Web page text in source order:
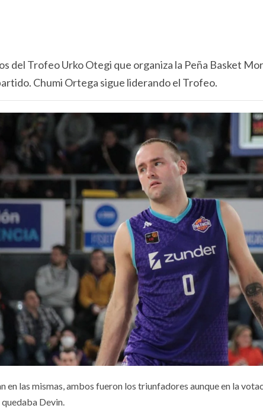
del Trofeo Urko Otegi que organiza la Peña Basket
Chumi Ortega sigue liderando el Trofeo.
en las mismas, ambos fueron los triunfadores aunque en la
Devin.